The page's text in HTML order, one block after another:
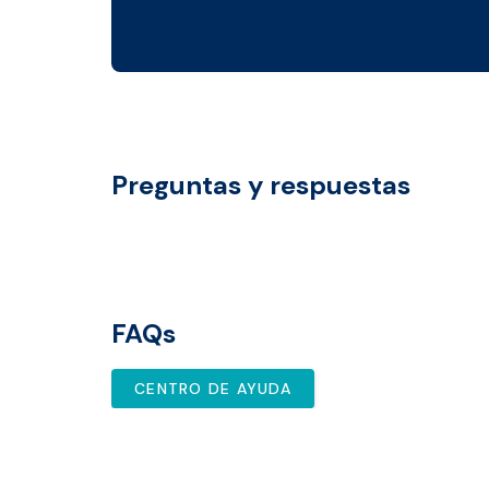
Preguntas y respuestas
FAQs
CENTRO DE AYUDA